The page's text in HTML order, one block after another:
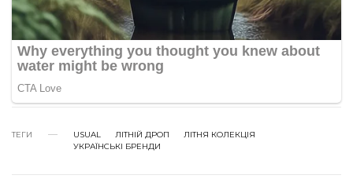
ТЕГИ USUAL ЛІТНІЙ ДРОП
ЛІТНЯ КОЛЕКЦІЯ
УКРАЇНСЬКІ БРЕНДИ